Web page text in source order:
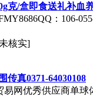
克/盒即食送礼补血
：106-
核实]
传真0371-64030108
网优秀供应商单